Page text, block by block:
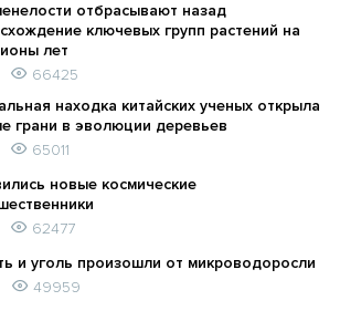
отбрасывают назад
ключевых групп растений на
лет
66425
находка китайских ученых открыла
грани в эволюции деревьев
65011
новые космические
62477
и уголь произошли от микроводоросли
49959